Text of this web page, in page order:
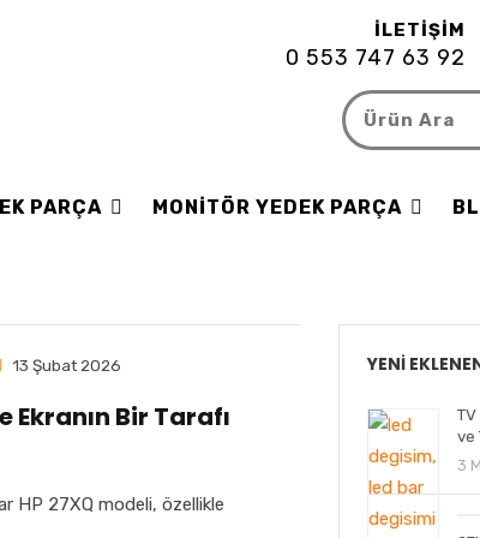
İLETIŞIM
0 553 747 63 92
PARÇA MONİTÖR YEDEK PARÇA
13 Şubat 2026
Ekranın Bir Tarafı
HP 27XQ modeli, özellikle
YENI
ve
3